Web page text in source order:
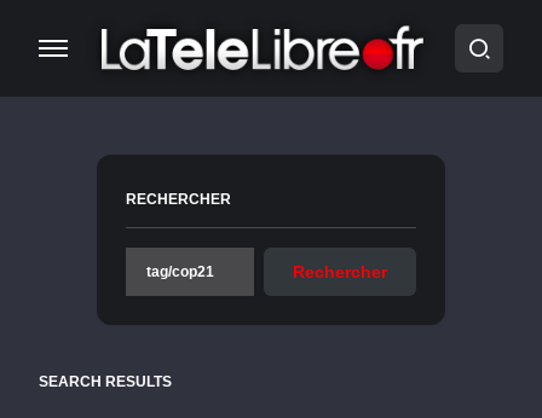
SEARCH RESULTS
RECHERCHER
Rechercher